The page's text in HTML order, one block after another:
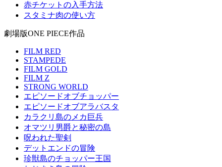
赤チケットの入手方法
スタミナ肉の使い方
劇場版ONE PIECE作品
FILM RED
STAMPEDE
FILM GOLD
FILM Z
STRONG WORLD
エピソードオブチョッパー
エピソードオブアラバスタ
カラクリ島のメカ巨兵
オマツリ男爵と秘密の島
呪われた聖剣
デットエンドの冒険
珍獣島のチョッパー王国